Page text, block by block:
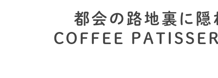
都会の路地裏に隠
COFFEE